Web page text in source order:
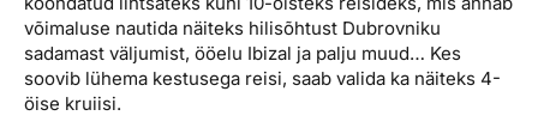
võimaluse nautida näiteks hilisõhtust Dubrovniku
sadamast väljumist, ööelu Ibizal ja palju muud… Kes
soovib lühema kestusega reisi, saab valida ka näiteks 4-
öise kruiisi.